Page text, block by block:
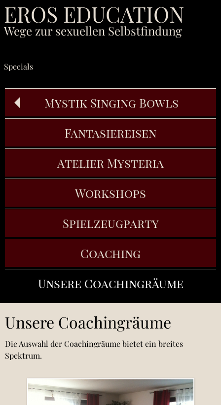
EROS EDUCATION
Wege zur sexuellen Selbstfindung
Specials
Mystik Singing Bowls
Fantasiereisen
Atelier Mysteria
Workshops
Spielzeugparty
Coaching
Unsere Coachingräume
Unsere Coachingräume
Die Auswahl der Coachingräume bietet ein breites
Spektrum.